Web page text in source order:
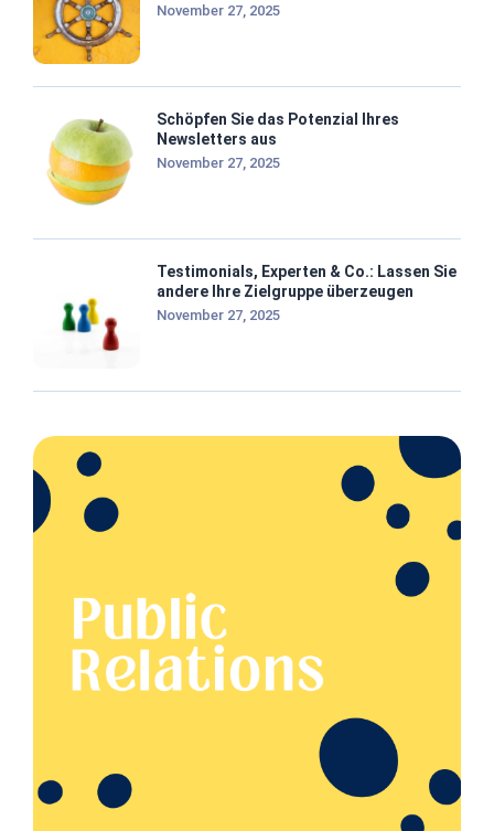
November 27, 2025
Schöpfen Sie das Potenzial Ihres
Newsletters aus
November 27, 2025
Testimonials, Experten & Co.: Lassen Sie
andere Ihre Zielgruppe überzeugen
November 27, 2025